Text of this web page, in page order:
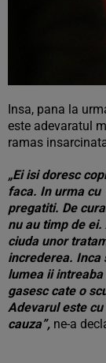
Insa, pana la
este adevaratul
ramas
„Ei isi doresc
faca. In urma cu
pregatiti. De
nu au timp de
ciuda unor
increderea. Inca
lumea ii
gasesc cate o
Adevarul este
cauza”, ne-a